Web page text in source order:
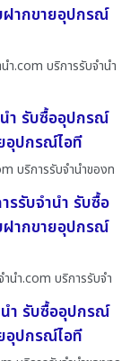
ฝากขายอุปกรณ์
า.com บริการรับจำนำ
ำ รับซื้ออุปกรณ์
อุปกรณ์ไอที
บริการรับจำนำของท
รรับจำนำ รับซื้อ
ฝากขายอุปกรณ์
นํา.com บริการรับจำ
ำ รับซื้ออุปกรณ์
อุปกรณ์ไอที